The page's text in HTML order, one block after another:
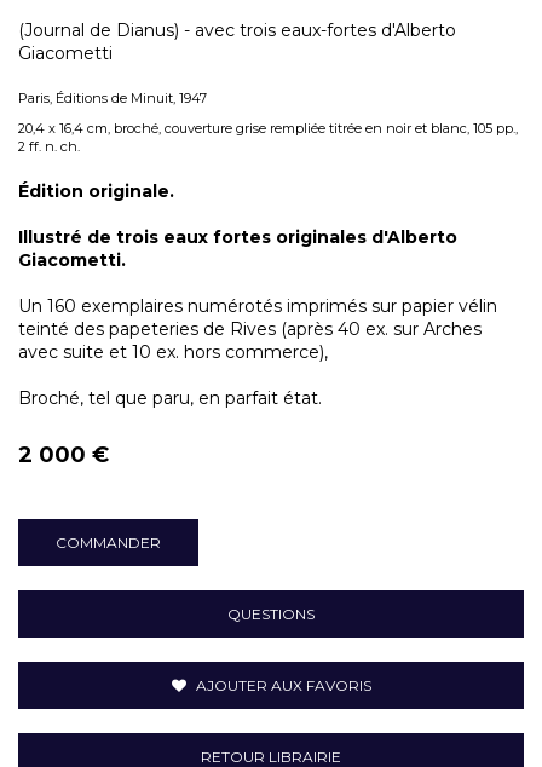
(Journal de Dianus) - avec trois eaux-fortes d'Alberto
Giacometti
Paris, Éditions de Minuit, 1947
20,4 x 16,4 cm, broché, couverture grise rempliée titrée en noir et blanc, 105 pp.,
2 ff. n. ch.
Édition originale.
Illustré de trois eaux fortes originales d'Alberto
Giacometti.
Un 160 exemplaires numérotés imprimés sur papier vélin
teinté des papeteries de Rives (après 40 ex. sur Arches
avec suite et 10 ex. hors commerce),
Broché, tel que paru, en parfait état.
2 000 €
COMMANDER
QUESTIONS
AJOUTER AUX FAVORIS
RETOUR LIBRAIRIE